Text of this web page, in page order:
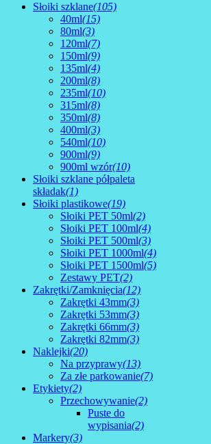
Słoiki szklane(105)
40ml(15)
80ml(3)
120ml(7)
150ml(9)
135ml(4)
200ml(8)
235ml(10)
315ml(8)
350ml(8)
400ml(3)
540ml(10)
900ml(9)
900ml wzór(10)
Słoiki szklane półpaleta
składak(1)
Słoiki plastikowe(19)
Słoiki PET 50ml(2)
Słoiki PET 100ml(4)
Słoiki PET 500ml(3)
Słoiki PET 1000ml(4)
Słoiki PET 1500ml(5)
Zestawy PET(2)
Zakrętki/Zamknięcia(12)
Zakrętki 43mm(3)
Zakrętki 53mm(3)
Zakrętki 66mm(3)
Zakrętki 82mm(3)
Naklejki(20)
Na przyprawy(13)
Za złe parkowanie(7)
Etykiety(2)
Przechowywanie(2)
Puste do
wypisania(2)
Markery(3)